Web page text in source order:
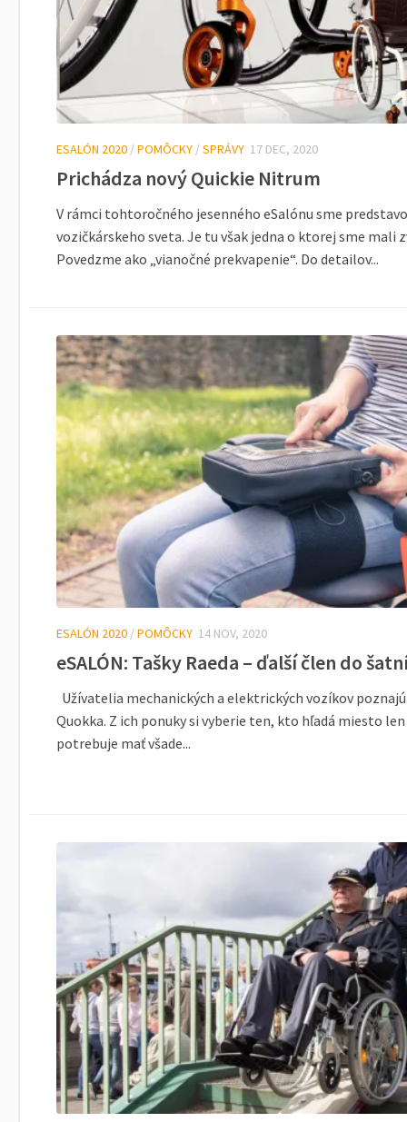
PORADŇA
VIDEO-TIPY
Cvičenie
Obliekanie tetraplegika
Presuny do auta
Presuny na posteľ
Presun do vane
Presun do bazéna
ESALÓN 2020 /POMÔCKY /SPRÁVY 17 DEC, 2020
Prichádza nový Quickie Nitrum
V rámci tohtoročného jesenného eSalónu sme
vozičkárskeho sveta. Je tu však jedna o ktorej sme mali
Povedzme ako „vianočné prekvapenie“. Do detailov...
ESALÓN 2020 /POMÔCKY 14 NOV, 2020
eSALÓN: Tašky Raeda – ďalší člen do
Užívatelia mechanických a elektrických vozíkov
Quokka. Z ich ponuky si vyberie ten, kto hľadá miesto
potrebuje mať všade...